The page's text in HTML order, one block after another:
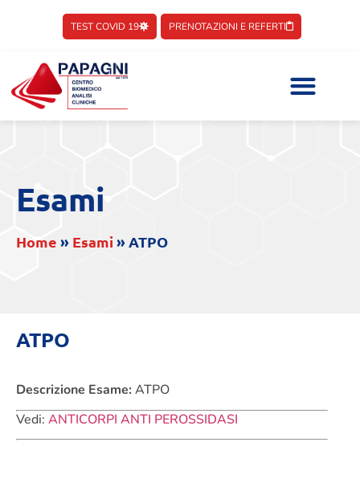
TEST COVID 19 PRENOTAZIONI E REFERTI
Esami
Home » Esami»ATPO
ATPO
Descrizione Esame: ATPO
Vedi: ANTICORPI ANTI PEROSSIDASI